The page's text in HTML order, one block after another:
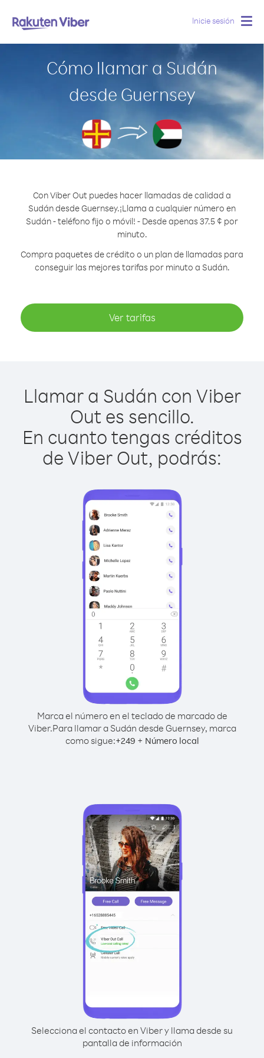
Inicie sesión
Cómo llamar a Sudán
desde Guernsey
Con Viber Out puedes hacer llamadas de calidad a
Sudán desde Guernsey.¡Llama a cualquier número en
Sudán - teléfono fijo o móvil! - Desde apenas 37.5 ¢ por
minuto.
Compra paquetes de crédito o un plan de llamadas para
conseguir las mejores tarifas por minuto a Sudán.
Ver tarifas
Llamar a Sudán con Viber
Out es sencillo.
En cuanto tengas créditos
de Viber Out, podrás:
Marca el número en el teclado de marcado de
Viber.Para llamar a Sudán desde Guernsey, marca
como sigue:+249 + Número local
Selecciona el contacto en Viber y llama desde su
pantalla de información